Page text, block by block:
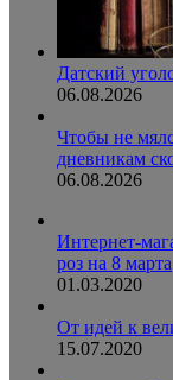
Датский
06.08.2026
Чтобы не
дневникам
06.08.2026
Интернет-
роз на 8 марта
01.03.2020
От идей к
15.07.2020